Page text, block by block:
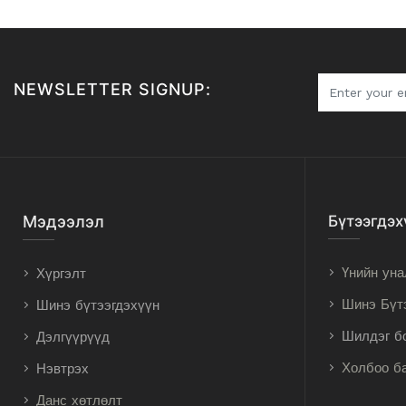
NEWSLETTER SIGNUP:
Мэдээлэл
Хүргэлт
Шинэ бүтээгдэхүүн
Дэлгүүрүүд
Нэвтрэх
Данс хөтлөлт
Үнийн
Шинэ
Шилдэг
Холбоо